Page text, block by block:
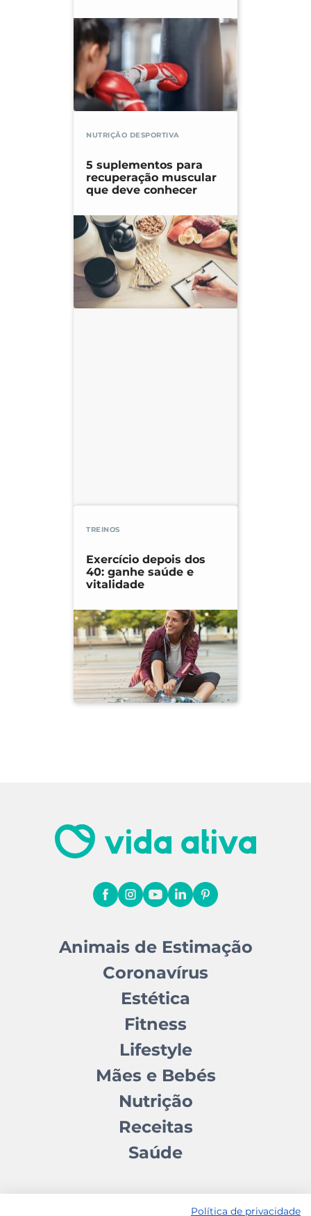
NUTRIÇÃO DESPORTIVA
5 suplementos para
recuperação muscular
que deve conhecer
TREINOS
Exercício depois dos
40: ganhe saúde e
vitalidade
Animais de Estimação
Coronavírus
Estética
Fitness
Lifestyle
Mães e Bebés
Nutrição
Receitas
Saúde
Política de privacidade